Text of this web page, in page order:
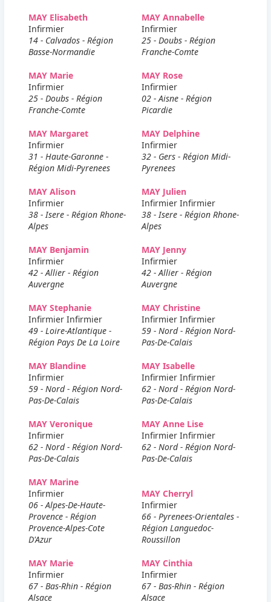
MAY Elisabeth
Infirmier
14 - Calvados - Région
Basse-Normandie
MAY Annabelle
Infirmier
25 - Doubs - Région
Franche-Comte
MAY Marie
Infirmier
25 - Doubs - Région
Franche-Comte
MAY Rose
Infirmier
02 - Aisne - Région
Picardie
MAY Margaret
Infirmier
31 - Haute-Garonne -
Région Midi-Pyrenees
MAY Delphine
Infirmier
32 - Gers - Région Midi-
Pyrenees
MAY Alison
Infirmier
38 - Isere - Région Rhone-
Alpes
MAY Julien
Infirmier Infirmier
38 - Isere - Région Rhone-
Alpes
MAY Benjamin
Infirmier
42 - Allier - Région
Auvergne
MAY Jenny
Infirmier
42 - Allier - Région
Auvergne
MAY Stephanie
Infirmier Infirmier
49 - Loire-Atlantique -
Région Pays De La Loire
MAY Christine
Infirmier Infirmier
59 - Nord - Région Nord-
Pas-De-Calais
MAY Blandine
Infirmier
59 - Nord - Région Nord-
Pas-De-Calais
MAY Isabelle
Infirmier Infirmier
62 - Nord - Région Nord-
Pas-De-Calais
MAY Veronique
Infirmier
62 - Nord - Région Nord-
Pas-De-Calais
MAY Anne Lise
Infirmier Infirmier
62 - Nord - Région Nord-
Pas-De-Calais
MAY Marine
Infirmier
06 - Alpes-De-Haute-
Provence - Région
Provence-Alpes-Cote
D'Azur
MAY Cherryl
Infirmier
66 - Pyrenees-Orientales -
Région Languedoc-
Roussillon
MAY Marie
Infirmier
67 - Bas-Rhin - Région
Alsace
MAY Cinthia
Infirmier
67 - Bas-Rhin - Région
Alsace